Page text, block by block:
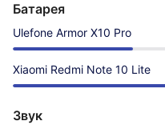
Батарея
Ulefone Armor X10 Pro
Xiaomi Redmi Note 10 Lite
Звук